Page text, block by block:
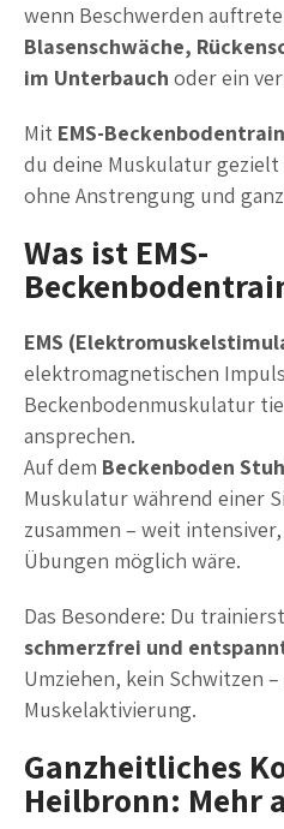
wenn Beschwerden
Blasenschwäche,
im Unterbauch oder ein
Mit EMS-
du deine Muskulatur
ohne Anstrengung und
Was ist EMS-
EMS
elektromagnetischen
Beckenbodenmuskulatur
ansprechen.
Auf dem Beckenboden
Muskulatur während einer
zusammen – weit
Übungen möglich wäre.
Das Besondere: Du trainierst
schmerzfrei und
Umziehen, kein Schwitzen
Muskelaktivierung.
Ganzheitliches
Heilbronn: Mehr